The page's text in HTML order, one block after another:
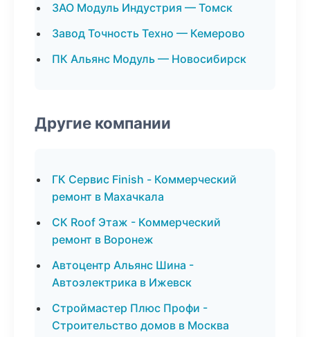
ЗАО Модуль Индустрия — Томск
Завод Точность Техно — Кемерово
ПК Альянс Модуль — Новосибирск
Другие компании
ГК Сервис Finish - Коммерческий
ремонт в Махачкала
СК Roof Этаж - Коммерческий
ремонт в Воронеж
Автоцентр Альянс Шина -
Автоэлектрика в Ижевск
Строймастер Плюс Профи -
Строительство домов в Москва